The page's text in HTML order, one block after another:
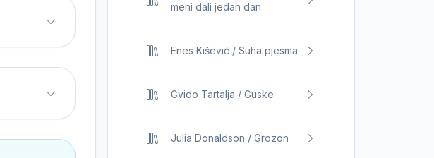
meni dali jedan dan
Enes Kišević / Suha pjesma
Gvido Tartalja / Guske
Julia Donaldson / Grozon